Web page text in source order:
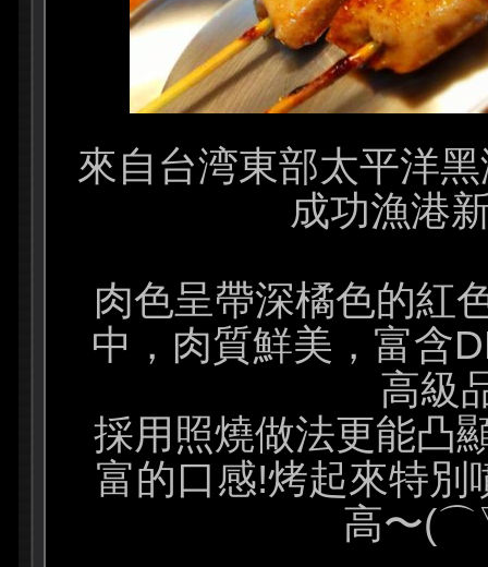
來自台湾東部太平洋
成功漁港
肉色呈帶深橘色的紅
中，肉質鮮美，富含
高級
採用照燒做法更能凸
富的口感!烤起來特
高〜